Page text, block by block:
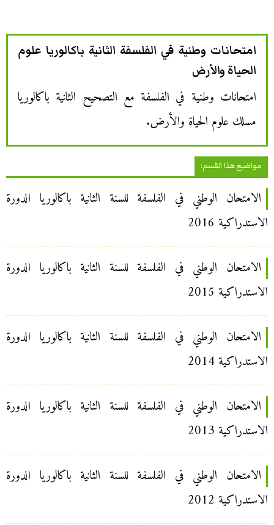
امتحانات وطنية في الفلسفة الثانية باكالوريا علوم
الحياة والأرض
امتحانات وطنية في الفلسفة مع التصحيح الثانية باكالوريا
مسلك علوم الحياة والأرض.
مواضيع هذا القسم:
الامتحان الوطني في الفلسفة للسنة الثانية باكالوريا الدورة
الاستدراكية 2016
الامتحان الوطني في الفلسفة للسنة الثانية باكالوريا الدورة
الاستدراكية 2015
الامتحان الوطني في الفلسفة للسنة الثانية باكالوريا الدورة
الاستدراكية 2014
الامتحان الوطني في الفلسفة للسنة الثانية باكالوريا الدورة
الاستدراكية 2013
الامتحان الوطني في الفلسفة للسنة الثانية باكالوريا الدورة
الاستدراكية 2012